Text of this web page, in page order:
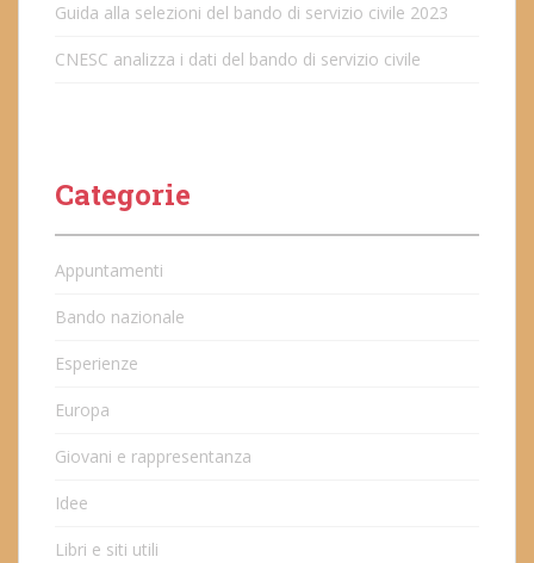
Guida alla selezioni del bando di servizio civile 2023
CNESC analizza i dati del bando di servizio civile
Categorie
Appuntamenti
Bando nazionale
Esperienze
Europa
Giovani e rappresentanza
Idee
Libri e siti utili